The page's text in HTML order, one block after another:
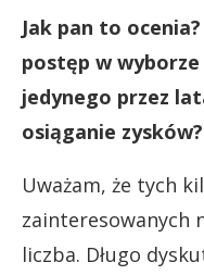
Jak pan to
postęp w
jedynego przez
osiąganie zysków?
Uważam, że tych
zainteresowanych
liczba. Długo